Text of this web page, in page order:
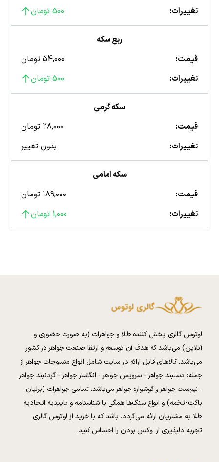
تغییرات:
500 تومان
ربع سکه
قیمت:
54,000 تومان
تغییرات:
500 تومان
سکه گرمی
قیمت:
28,000 تومان
تغییرات:
بدون تغییر
سکه امامی
قیمت:
189,000 تومان
تغییرات:
1,000 تومان
لوتوس گالری پخش کننده طلا و جواهرات (به صورت حضوری و
آنلاین) می‌باشد که هدف آن توسعه و ارتقا صنعت جواهر در کشور
می‌باشد. کالا‌های قابل ارائه در سایت شامل انواع منسوجات جواهر از
جمله: دستبند جواهر - سرویس جواهر - انگشتر جواهر - گردنبند جواهر
- نیم‌ست جواهر و گوشواره جواهر می‌باشد. تمامی جواهرات (برلیان-
باگت-تخمه) و انواع سنگ‌ها همگی با شناسنامه و تاییدیه اتحادیه
طلا به مشتریان ارائه می‌گردد. باشد که با خرید از لوتوس گالری
تجربه دلپذیری از لوکس بودن را احساس کنید.